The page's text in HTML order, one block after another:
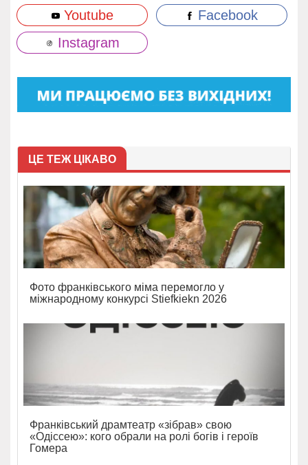
Youtube
Facebook
Instagram
ЦЕ ТЕЖ ЦІКАВО
Фото франківського міма перемогло у
міжнародному конкурсі Stiefkiekn 2026
Франківський драмтеатр «зібрав» свою
«Одіссею»: кого обрали на ролі богів і героїв
Гомера